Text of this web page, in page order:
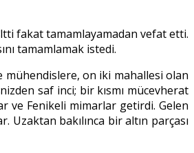
fakat tamamlayamadan vefat etti.
tamamlamak istedi.
mühendislere, on iki mahallesi olan
saf inci; bir kısmı mücevherat
ve Fenikeli mimarlar getirdi. Gelen
bakılınca bir altın parçası